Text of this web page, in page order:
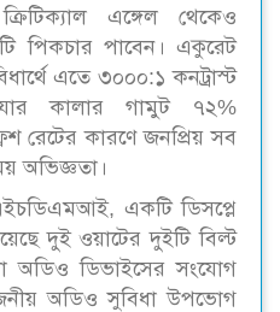
এঙ্গেল থেকেও
পিকচার পাবেন। একুরেট
এতে ৩০০০:১ কনট্রাস্ট
কালার গামুট ৭২%
রেটের কারণে জনপ্রিয় সব
অভিজ্ঞতা।
একটি ডিসপ্লে
দুই ওয়াটের দুইটি বিল্ট
অডিও ডিভাইসের সংযোগ
অডিও সুবিধা উপভোগ